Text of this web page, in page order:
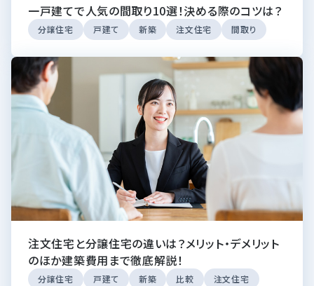
一戸建てで人気の間取り10選！決める際のコツは？
分譲住宅 戸建て 新築 注文住宅 間取り
注文住宅と分譲住宅の違いは？メリット・デメリット
のほか建築費用まで徹底解説！
分譲住宅 戸建て 新築 比較
注文住宅